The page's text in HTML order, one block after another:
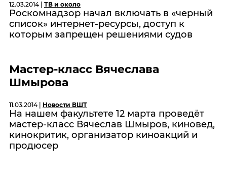
12.03.2014 | ТВ и около
Роскомнадзор начал включать в «черный
список» интернет-ресурсы, доступ к
которым запрещен решениями судов
Мастер-класс Вячеслава
Шмырова
11.03.2014 | Новости ВШТ
На нашем факультете 12 марта проведёт
мастер-класс Вячеслав Шмыров, киновед,
кинокритик, организатор киноакций и
продюсер